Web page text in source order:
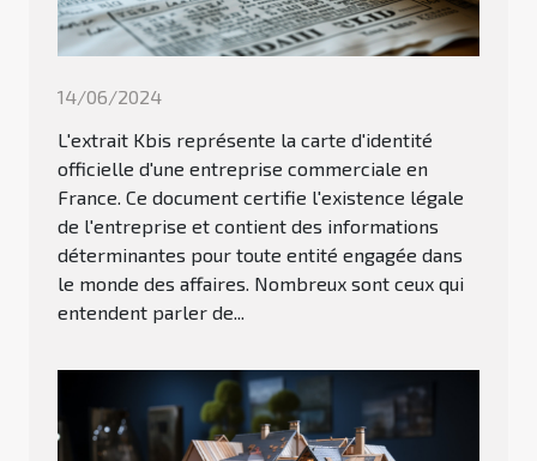
14/06/2024
L'extrait Kbis représente la carte d'identité
officielle d'une entreprise commerciale en
France. Ce document certifie l'existence légale
de l'entreprise et contient des informations
déterminantes pour toute entité engagée dans
le monde des affaires. Nombreux sont ceux qui
entendent parler de...